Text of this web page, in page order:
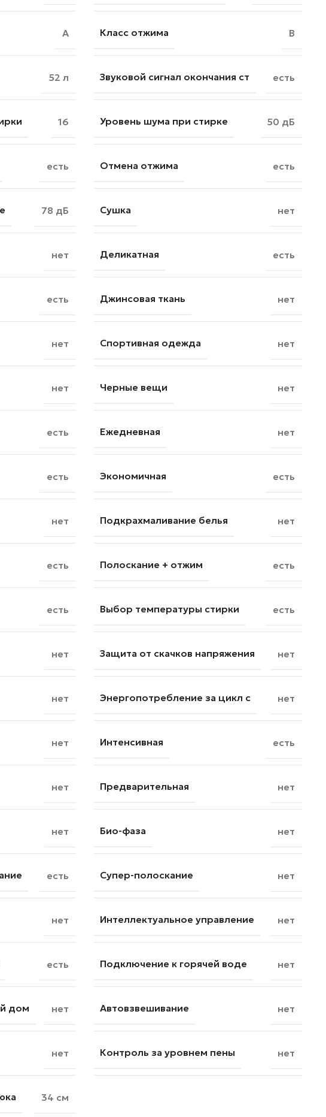
A Класс отжима B
52 л Звуковой сигнал окончания ст есть
16 Уровень шума при стирке 50 дБ
есть Отмена отжима есть
78 дБ Сушка нет
нет Деликатная есть
есть Джинсовая ткань нет
нет Спортивная одежда нет
нет Черные вещи нет
есть Ежедневная нет
есть Экономичная есть
нет Подкрахмаливание белья нет
есть Полоскание + отжим есть
есть Выбор температуры стирки есть
нет Защита от скачков напряжения нет
нет Энергопотребление за цикл с нет
нет Интенсивная есть
нет Предварительная нет
нет Био-фаза нет
есть Супер-полоскание нет
нет Интеллектуальное управление нет
есть Подключение к горячей воде нет
дом нет Автовзвешивание нет
нет Контроль за уровнем пены нет
34 см